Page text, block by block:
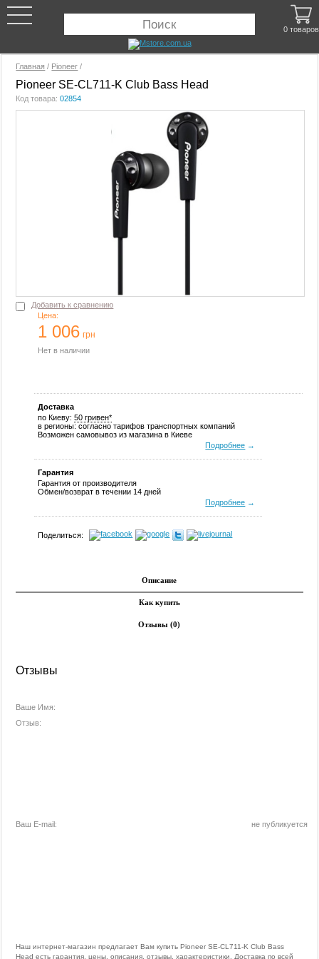
Главная / Pioneer /
Pioneer SE-CL711-K Club Bass Head
Код товара:02854
Добавить к сравнению
Цена:
1 006 грн
Нет в наличии
Доставка
по Киеву:50 гривен*
в регионы: согласно тарифов транспортных компаний
Возможен самовывоз из магазина в Киеве
Подробнее →
Гарантия
Гарантия от производителя
Обмен/возврат в течении 14 дней
Подробнее →
Поделиться:
Описание
Как купить
Отзывы (0)
Отзывы
Ваше Имя:
Отзыв:
не публикуется
Ваш E-mail:
Наш интернет-магазин предлагает Вам купить Pioneer SE-CL711-K Club Bass
Head есть гарантия, цены, описания, отзывы, характеристики. Доставка по всей
0 товаров